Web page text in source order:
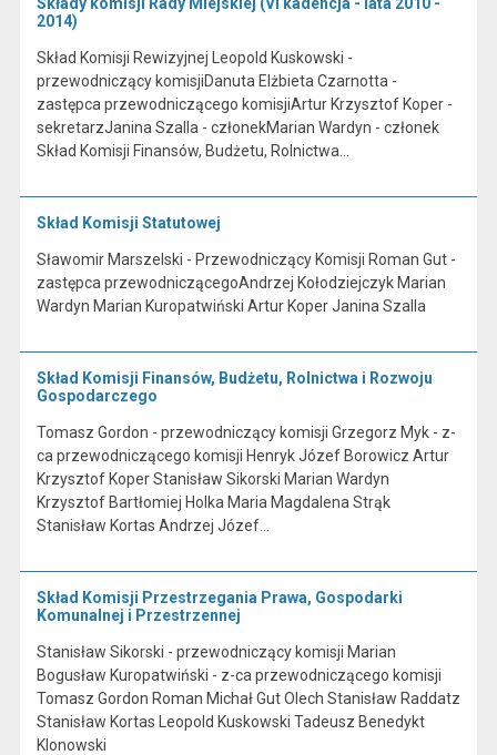
2014)
Skład Komisji Rewizyjnej Leopold Kuskowski -
przewodniczący komisjiDanuta Elżbieta Czarnotta -
zastępca przewodniczącego komisjiArtur Krzysztof Koper -
sekretarzJanina Szalla - członekMarian Wardyn - członek
Skład Komisji Finansów, Budżetu, Rolnictwa…
Skład Komisji Statutowej
Sławomir Marszelski - Przewodniczący Komisji Roman Gut -
zastępca przewodniczącegoAndrzej Kołodziejczyk Marian
Wardyn Marian Kuropatwiński Artur Koper Janina Szalla
Skład Komisji Finansów, Budżetu, Rolnictwa i Rozwoju
Gospodarczego
Tomasz Gordon - przewodniczący komisji Grzegorz Myk - z-
ca przewodniczącego komisji Henryk Józef Borowicz Artur
Krzysztof Koper Stanisław Sikorski Marian Wardyn
Krzysztof Bartłomiej Holka Maria Magdalena Strąk
Stanisław Kortas Andrzej Józef…
Skład Komisji Przestrzegania Prawa, Gospodarki
Komunalnej i Przestrzennej
Stanisław Sikorski - przewodniczący komisji Marian
Bogusław Kuropatwiński - z-ca przewodniczącego komisji
Tomasz Gordon Roman Michał Gut Olech Stanisław Raddatz
Stanisław Kortas Leopold Kuskowski Tadeusz Benedykt
Klonowski